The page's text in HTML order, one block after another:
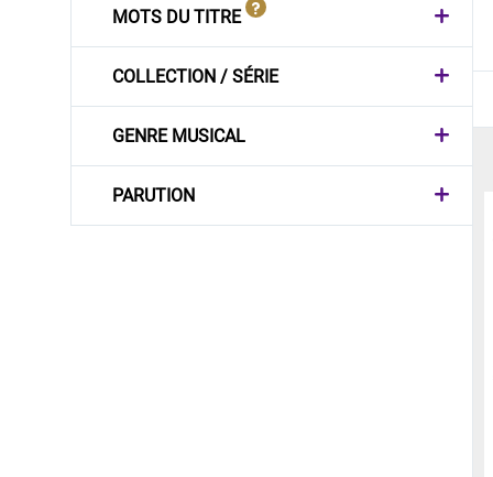
MOTS DU TITRE
COLLECTION / SÉRIE
GENRE MUSICAL
PARUTION